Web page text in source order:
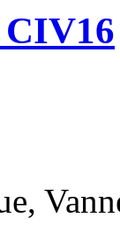
CIV16